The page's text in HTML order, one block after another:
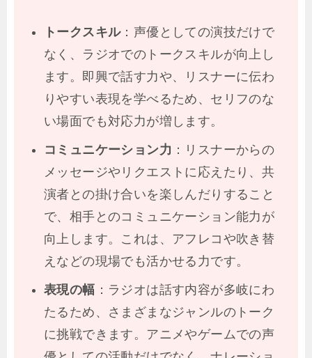
トークスキル：声優としての演技だけで
なく、ラジオでのトークスキルが向上し
ます。即興で話す力や、リスナーに伝わ
りやすい表現を学べるため、セリフのな
い場面でも対応力が増します。
コミュニケーション力 ：リスナーからの
メッセージやリクエストに応えたり、共
演者との掛け合いを楽しんだりすること
で、相手とのコミュニケーション能力が
向上します。これは、アフレコや吹き替
えなどの現場でも活かせる力です。
表現の幅 ：ラジオは話す内容が多岐にわ
たるため、さまざまなジャンルのトーク
に挑戦できます。アニメやゲームでの声